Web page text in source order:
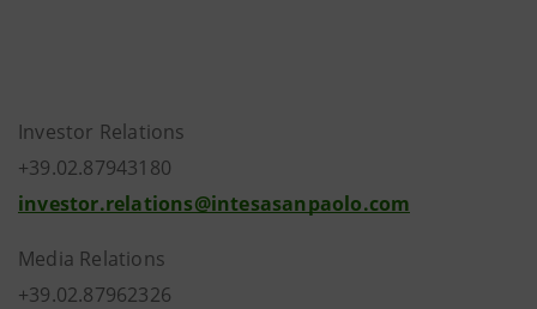
Investor Relations
+39.02.87943180
investor.relations@intesasanpaolo.com
Media Relations
+39.02.87962326